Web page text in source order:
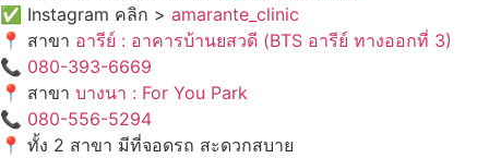
✅ Instagram คลิก > amarante_clinic
📍 สาขา อารีย์ : อาคารบ้านยสวดี (BTS อารีย์ ทางออกที่ 3)
📞 080-393-6669
📍 สาขา บางนา : For You Park
📞 080-556-5294
📍 ทั้ง 2 สาขา มีที่จอดรถ สะดวกสบาย